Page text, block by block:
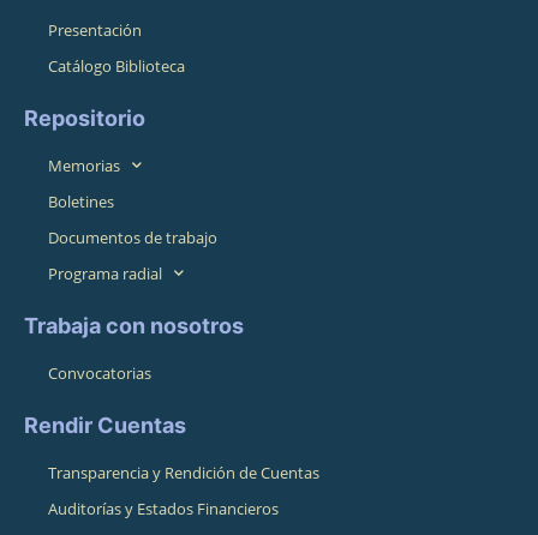
Presentación
Catálogo Biblioteca
Repositorio
Memorias
Boletines
Documentos de trabajo
Programa radial
Trabaja con nosotros
Convocatorias
Rendir Cuentas
Transparencia y Rendición de Cuentas
Auditorías y Estados Financieros